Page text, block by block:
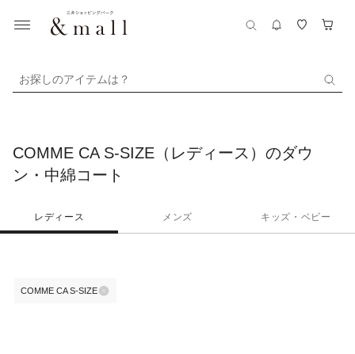
お探しのアイテムは？
COMME CA S-SIZE（レディース）のダウ
ン・中綿コート
レディース メンズ キッズ・ベビー
COMME CA S-SIZE